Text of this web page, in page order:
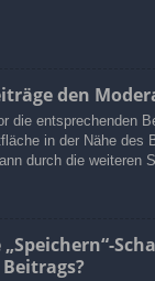
den
die entsprechenden
in der Nähe des
durch die weiteren